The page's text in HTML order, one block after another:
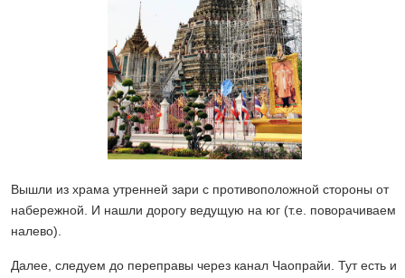
Вышли из храма утренней зари с противоположной стороны от
набережной. И нашли дорогу ведущую на юг (т.е. поворачиваем
налево).
Далее, следуем до переправы через канал Чаопрайи. Тут есть и